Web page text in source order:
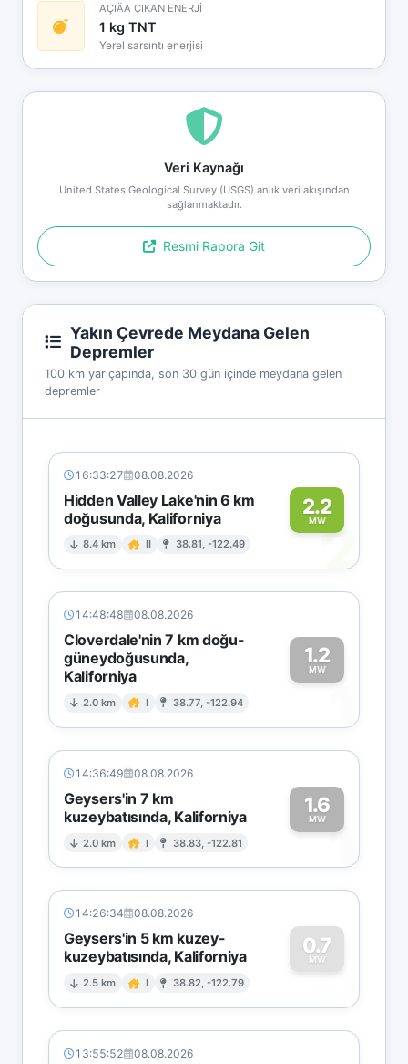
AÇIÄA ÇIKAN ENERJİ
1 kg TNT
Yerel sarsıntı enerjisi
Veri Kaynağı
United States Geological Survey (USGS) anlık veri akışından
sağlanmaktadır.
Resmi Rapora Git
Yakın Çevrede Meydana Gelen
Depremler
100 km yarıçapında, son 30 gün içinde meydana gelen
depremler
16:33:27 08.08.2026
Hidden Valley Lake'nin 6 km
doğusunda, Kaliforniya
8.4 km II 38.81, -122.49
2.2
MW2
14:48:48 08.08.2026
Cloverdale'nin 7 km doğu-
güneydoğusunda,
Kaliforniya
2.0 km I 38.77, -122.94
1.2
MW
1
14:36:49 08.08.2026
Geysers'in 7 km
kuzeybatısında, Kaliforniya
2.0 km I 38.83, -122.81
1.6
MW1
14:26:34 08.08.2026
Geysers'in 5 km kuzey-
kuzeybatısında, Kaliforniya
2.5 km I 38.82, -122.79
0.7
MW
0
13:55:52 08.08.2026